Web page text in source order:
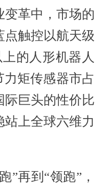
变革中，市场的
点触控以航天级
的人形机器人
力矩传感器市占
际巨头的性价比
上全球六维力
再到“领跑”，